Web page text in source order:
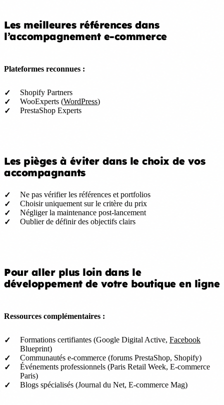
Les meilleures références dans
l’accompagnement e-commerce
Plateformes reconnues :
Shopify Partners
WooExperts (WordPress)
PrestaShop Experts
Les pièges à éviter dans le choix de vos
accompagnants
Ne pas vérifier les références et portfolios
Choisir uniquement sur le critère du prix
Négliger la maintenance post-lancement
Oublier de définir des objectifs clairs
Pour aller plus loin dans le
développement de votre boutique en ligne
Ressources complémentaires :
Formations certifiantes (Google Digital Active, Facebook
Blueprint)
Communautés e-commerce (forums PrestaShop, Shopify)
Événements professionnels (Paris Retail Week, E-commerce
Paris)
Blogs spécialisés (Journal du Net, E-commerce Mag)